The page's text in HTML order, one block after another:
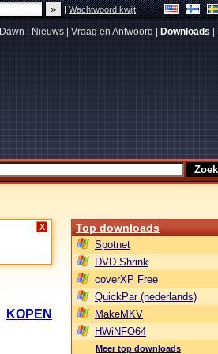
|Wachtwoord kwijt
Nieuws Vraag en Antwoord Downloads
X
KOPEN
Top downloads
Spotnet
DVD Shrink
coverXP Free
QuickPar (nederlands)
MakeMKV
HWiNFO64
Meer top downloads